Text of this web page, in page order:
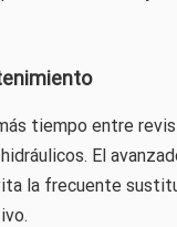
tiempo entre
El
la frecuente